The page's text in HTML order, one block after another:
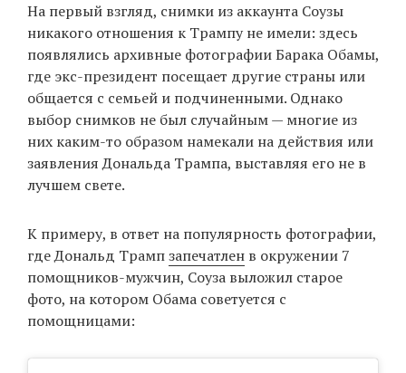
EN
UA
На первый взгляд, снимки из аккаунта Соузы
никакого отношения к Трампу не имели: здесь
появлялись архивные фотографии Барака Обамы,
где экс-президент посещает другие страны или
общается с семьей и подчиненными. Однако
выбор снимков не был случайным — многие из
них каким-то образом намекали на действия или
заявления Дональда Трампа, выставляя его не в
лучшем свете.
К примеру, в ответ на популярность фотографии,
где Дональд Трампзапечатлен в окружении 7
помощников-мужчин, Соуза выложил старое
фото, на котором Обама советуется с
помощницами: